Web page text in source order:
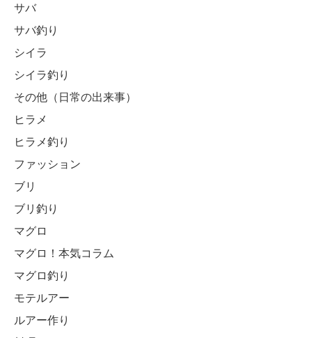
サバ
サバ釣り
シイラ
シイラ釣り
その他（日常の出来事）
ヒラメ
ヒラメ釣り
ファッション
ブリ
ブリ釣り
マグロ
マグロ！本気コラム
マグロ釣り
モテルアー
ルアー作り